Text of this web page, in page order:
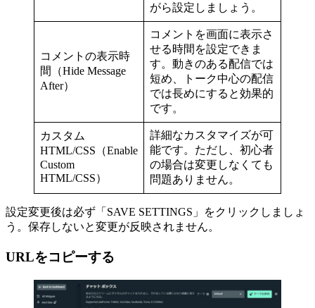
がら設定しましょう。
コメントの表示時
間（Hide Message
After）
コメントを画面に表示さ
せる時間を設定できま
す。動きのある配信では
短め、トーク中心の配信
では長めにすると効果的
です。
カスタム
HTML/CSS（Enable
Custom
HTML/CSS）
詳細なカスタマイズが可
能です。ただし、初心者
の場合は変更しなくても
問題ありません。
設定変更後は必ず「SAVE SETTINGS」をクリックしましょ
う。保存しないと変更が反映されません。
URLをコピーする